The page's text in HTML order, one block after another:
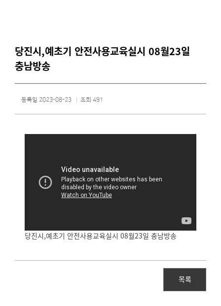
당진시,예초기 안전사용교육실시 08월23일
충남방송
등록일 2023-08-23 조회 491
당진시,예초기 안전사용교육실시 08월23일 충남방송
목록